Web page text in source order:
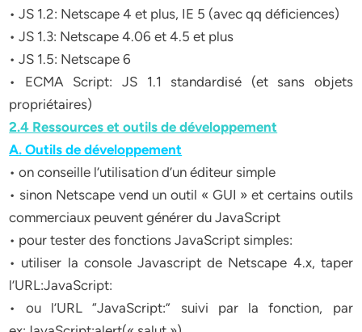
• JS 1.2: Netscape 4 et plus, IE 5 (avec qq déficiences)
• JS 1.3: Netscape 4.06 et 4.5 et plus
• JS 1.5: Netscape 6
• ECMA Script: JS 1.1 standardisé (et sans objets
propriétaires)
2.4 Ressources et outils de développement
A. Outils de développement
• on conseille l’utilisation d’un éditeur simple
• sinon Netscape vend un outil « GUI » et certains outils
commerciaux peuvent générer du JavaScript
• pour tester des fonctions JavaScript simples:
• utiliser la console Javascript de Netscape 4.x, taper
l’URL:JavaScript:
• ou l’URL “JavaScript:” suivi par la fonction, par